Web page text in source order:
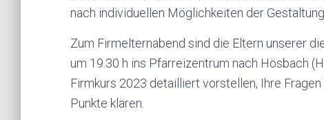
nach individuellen Möglichkeiten der
Zum Firmelternabend sind die Eltern unserer
um 19.30 h ins Pfarreizentrum nach Hösbach
Firmkurs 2023 detailliert vorstellen, Ihre
Punkte klären.